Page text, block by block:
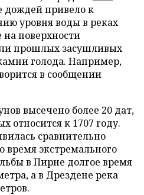
дождей привело к
уровня воды в реках
на поверхности
прошлых засушливых
голода. Например,
в сообщении
высечено более 20 дат,
относится к 1707 году.
сравнительно
время экстремального
в Пирне долгое время
а в Дрездене река